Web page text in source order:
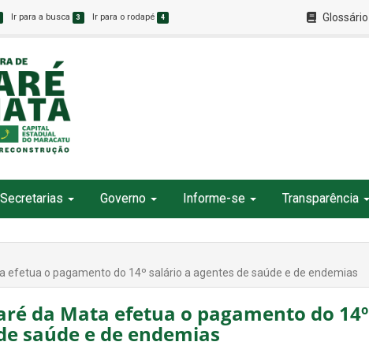
Ir para a busca 3 Ir para o rodapé 4 Glossário
Secretarias Governo Informe-se Transparência
efetua o pagamento do 14º salário a agentes de saúde e de endemias
da Mata efetua o pagamento do 14º
saúde e de endemias